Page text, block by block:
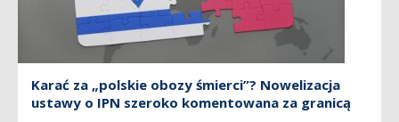
Karać za „polskie obozy śmierci”? Nowelizacja
ustawy o IPN szeroko komentowana za granicą